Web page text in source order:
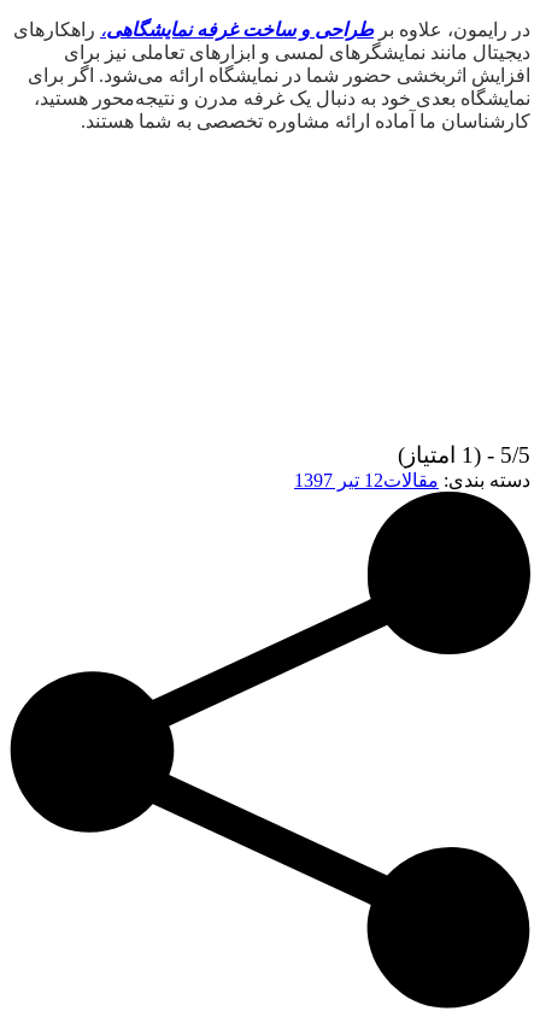
در رایمون، علاوه برطراحی و ساخت غرفه نمایشگاهی، راهکارهای
دیجیتال مانند نمایشگرهای لمسی و ابزارهای تعاملی نیز برای
افزایش اثربخشی حضور شما در نمایشگاه ارائه می‌شود. اگر برای
نمایشگاه بعدی خود به دنبال یک غرفه مدرن و نتیجه‌محور هستید،
کارشناسان ما آماده ارائه مشاوره تخصصی به شما هستند.
5/5 - (1 امتیاز)
دسته بندی: مقالات12 تیر 1397